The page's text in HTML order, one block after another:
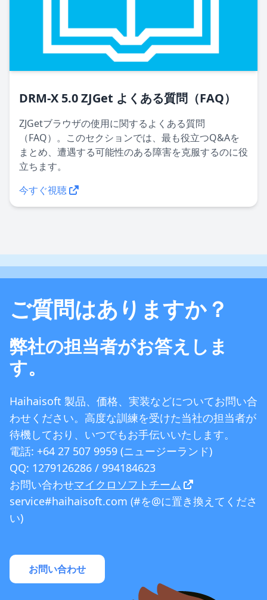
DRM-X 5.0 ZJGet よくある質問（FAQ）
ZJGetブラウザの使用に関するよくある質問
（FAQ）。このセクションでは、最も役立つQ&Aを
まとめ、遭遇する可能性のある障害を克服するのに役
立ちます。
今すぐ視聴
ご質問はありますか？
弊社の担当者がお答えしま
す。
Haihaisoft 製品、価格、実装などについてお問い合
わせください。高度な訓練を受けた当社の担当者が
待機しており、いつでもお手伝いいたします。
電話: +64 27 507 9959 (ニュージーランド)
QQ: 1279126286 / 994184623
お問い合わせマイクロソフトチーム
service#haihaisoft.com (#を@に置き換えてくださ
い)
お問い合わせ